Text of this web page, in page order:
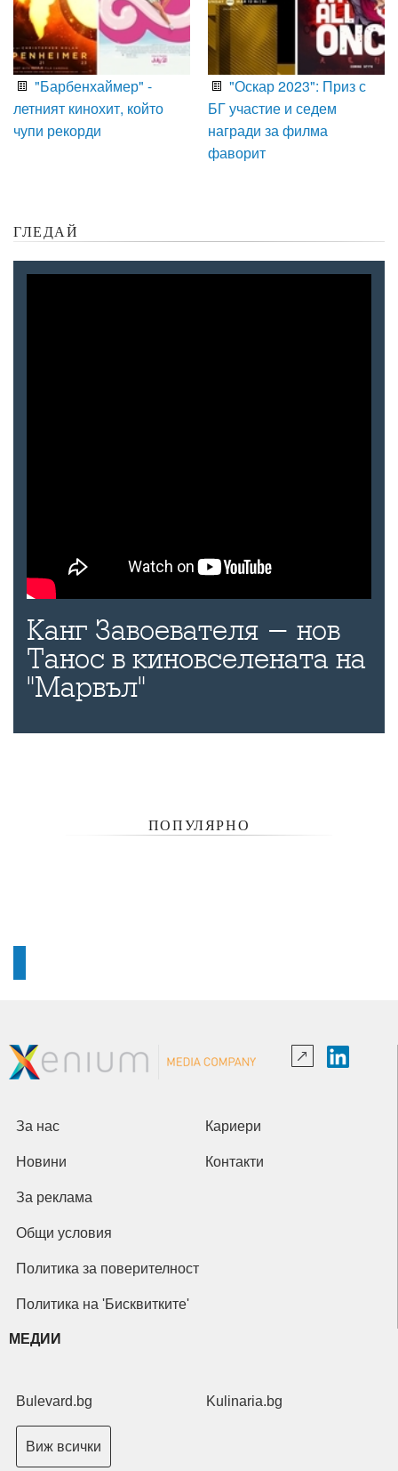
"Барбенхаймер" -
летният кинохит, който
чупи рекорди
"Оскар 2023": Приз с
БГ участие и седем
награди за филма
фаворит
ГЛЕДАЙ
Канг Завоевателя - нов
Танос в киновселената на
"Марвъл"
ПОПУЛЯРНО
За нас Кариери
Новини Контакти
За реклама
Общи условия
Политика за поверителност
Политика на 'Бисквитките'
МЕДИИ
Bulevard.bg Kulinaria.bg
Виж всички